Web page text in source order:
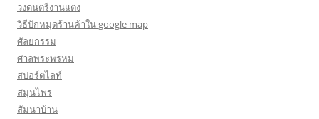
วงดนตรีงานแต่ง
วิธีปักหมุดร้านค้าใน google map
ศัลยกรรม
ศาลพระพรหม
สปอร์ตไลท์
สมุนไพร
สัมนาบ้าน